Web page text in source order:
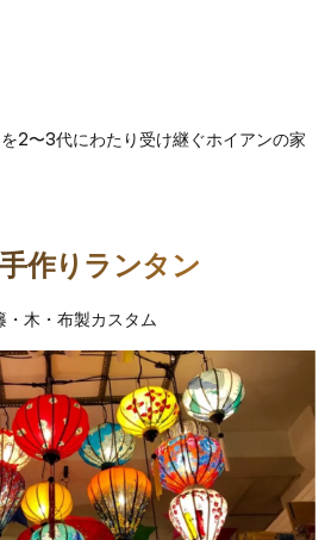
2〜3代にわたり受け継ぐホイアンの家
作りランタン
木・布製カスタム